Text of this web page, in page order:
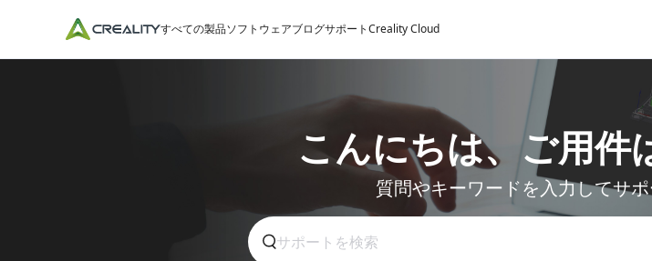
すべての製品ソフトウェアブログサポートCreality Cloud
こんにちは、ご用件
質問やキーワードを入力してサポ